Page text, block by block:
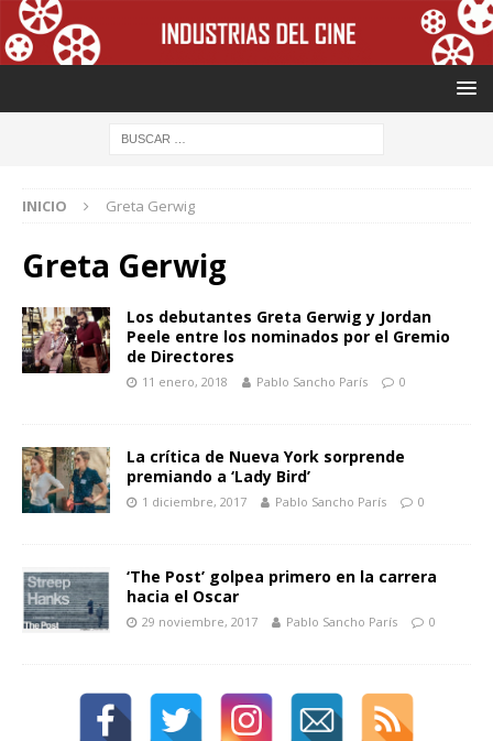
INICIO Greta Gerwig
Greta Gerwig
Los debutantes Greta Gerwig y Jordan
Peele entre los nominados por el Gremio
de Directores
11 enero, 2018 Pablo Sancho París 0
La crítica de Nueva York sorprende
premiando a ‘Lady Bird’
1 diciembre, 2017 Pablo Sancho París 0
‘The Post’ golpea primero en la carrera
hacia el Oscar
29 noviembre, 2017 Pablo Sancho París 0